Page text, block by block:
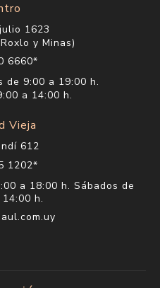
1623
y Minas)
6660*
de 9:00 a 19:00 h.
a 14:00 h.
Vieja
612
1202*
a 18:00 h. Sábados de
h.